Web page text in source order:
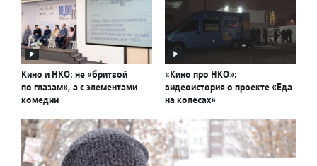
Кино и НКО: не «бритвой
по глазам», а с элементами
комедии
«Кино про НКО»:
видеоистория о проекте «Еда
на колесах»